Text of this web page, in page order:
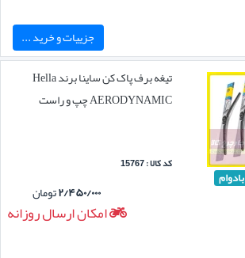
جزییات و خرید ...
بادوام
تیغه برف پاک کن ساینا برند Hella
AERODYNAMIC چپ و راست
کد کالا : 15767
۲/۴۵۰/۰۰۰تومان
امکان ارسال روزانه